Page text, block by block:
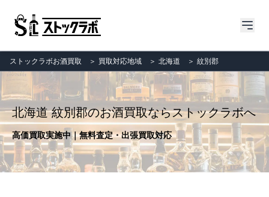
ストックラボお酒買取 ＞ 買取対応地域 ＞ 北海道 ＞ 紋別郡
北海道 紋別郡のお酒買取ならストックラボへ
高価買取実施中｜無料査定・出張買取対応